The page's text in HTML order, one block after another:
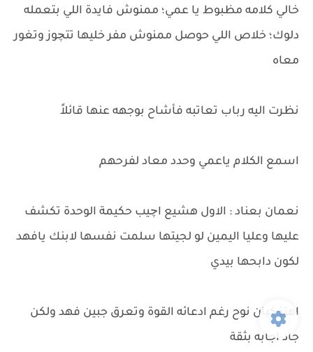
خالي كلامه مظبوط يا عمي؛ ممنوش فايدة اللي بتعمله
دلوك؛ خلاص اللي حوصل ممنوش مفر خليها تتچوز وتغور
معاه
نظرت اليه رباب تعاتبه فأشاح بوجهه عنها قائلاً
اسمع الكلام ياعمي وحدد معاد لفرحهم
نعمان بعناد : الاول هشيع اچيب حكيمة الوحدة تكشف
عليها وعليا اليمين لو لجيتها سلمت نفسها لابنك يافهد
لكون دابحها بيدي
اهتز كيان نوح رغم ادعائه القوة وتعرق جبين فهد ولكن
جاد اجابه بثقة